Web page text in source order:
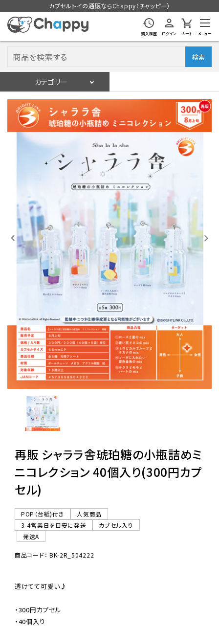
カプセルトイの通販ならChappy（チャッピー）
購入履歴 ログイン カート メニュー
検索
カテゴリー
ログイン
入荷スケジュールをチェック
カプセルトイマシン本体
カプセルトイ
販促用空カプセル
レンタル
景品・玩具・文具
販促用カプセルトイ
よくあるご質問
ご利用ガイド
06-6282-7659
再販 シャララ舎琥珀糖の小瓶詰めミ
ニコレクション 40個入り(300円カプ
セル)
POP（台紙)付き
人気商品
3-4営業日を目安に発送
カプセル入り
発送A
商品コード： BK-2R_504222
透けてて可愛い♪
・300円カプセル
・40個入り